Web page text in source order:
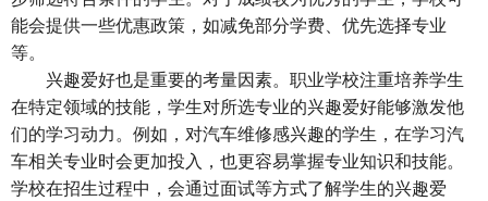
能会提供一些优惠政策，如减免部分学费、优先选择专业
等。
兴趣爱好也是重要的考量因素。职业学校注重培养学生
在特定领域的技能，学生对所选专业的兴趣爱好能够激发他
们的学习动力。例如，对汽车维修感兴趣的学生，在学习汽
车相关专业时会更加投入，也更容易掌握专业知识和技能。
学校在招生过程中，会通过面试等方式了解学生的兴趣爱